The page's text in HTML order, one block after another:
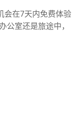
会在7天内免费体验
公室还是旅途中，